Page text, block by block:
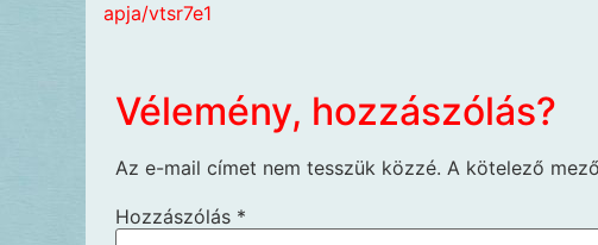
apja/vtsr7e1
Vélemény, hozzászólás?
Az e-mail címet nem tesszük közzé. A kötelező
Hozzászólás *